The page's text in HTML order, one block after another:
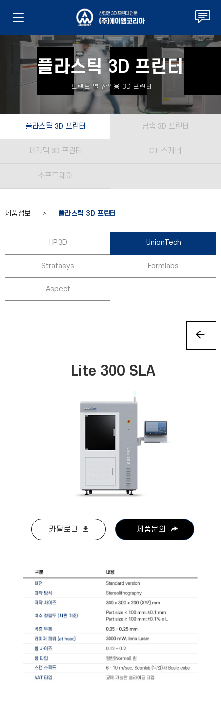
플라스틱 3D 프린터
브랜드 별 산업용 3D 프린터
플라스틱 3D 프린터 금속 3D 프린터
세라믹 3D 프린터 CT 스캐너
소프트웨어
제품정보 > 플라스틱 3D 프린터
HP 3D UnionTech
Stratasys Formlabs
Aspect
Lite 300 SLA
카달로그 제품문의